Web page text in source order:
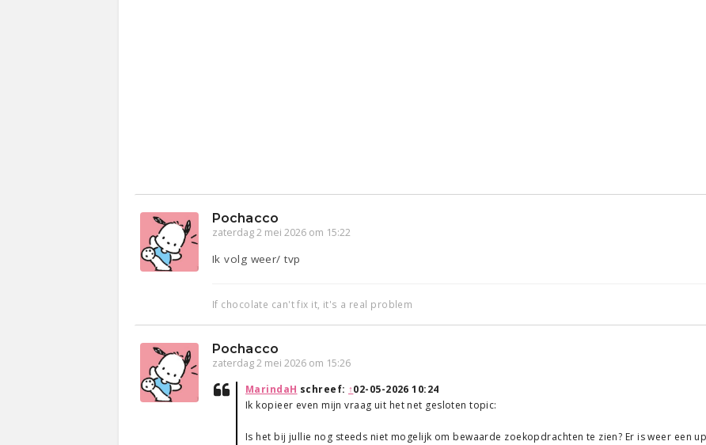
Pochacco
zaterdag 2 mei 2026 om 15:22
Ik volg weer/ tvp
If chocolate can't fix it, it's a real problem
Pochacco
zaterdag 2 mei 2026 om 15:26
MarindaH schreef: ↑02-05-2026 10:24
Ik kopieer even mijn vraag uit het net gesloten topic:
Is het bij jullie nog steeds niet mogelijk om bewaarde zoekopdrachten te zien? Er is weer een